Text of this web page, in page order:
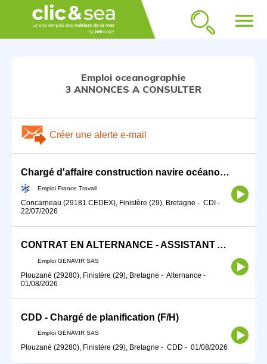
menu
Emploi oceanographie
3 ANNONCES A CONSULTER
Créer une alerte e-mail
Chargé d'affaire construction navire océanographique/hydrographiq (H/F)
Emploi France Travail
Concarneau (29181 CEDEX), Finistère (29), Bretagne - CDI -
22/07/2026
CONTRAT EN ALTERNANCE - ASSISTANT ADMINISTRATIF (F/H)
Emploi GENAVIR SAS
Plouzané (29280), Finistère (29), Bretagne - Alternance -
01/08/2026
CDD - Chargé de planification (F/H)
Emploi GENAVIR SAS
Plouzané (29280), Finistère (29), Bretagne - CDD - 01/08/2026